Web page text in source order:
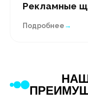
Рекламные
Подробнее→